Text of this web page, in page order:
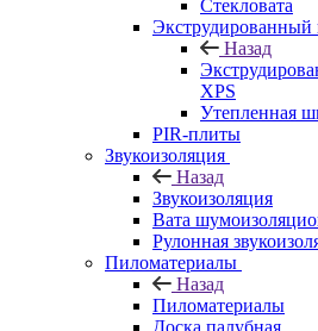
Стекловата
Экструдированный
Назад
XPS
Утепленная
PIR-плиты
Звукоизоляция
Назад
Звукоизоляция
Вата
Рулонная
Пиломатериалы
Назад
Пиломатериалы
Доска палубная